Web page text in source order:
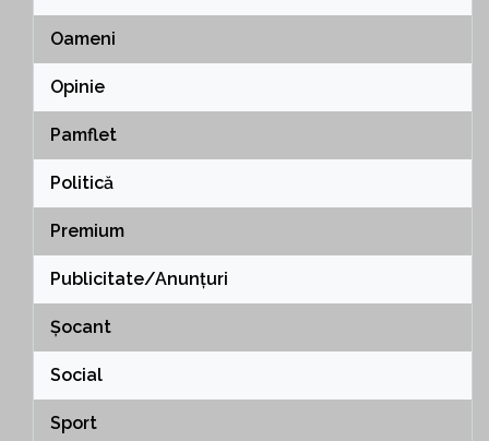
Oameni
Opinie
Pamflet
Politică
Premium
Publicitate/Anunțuri
Șocant
Social
Sport